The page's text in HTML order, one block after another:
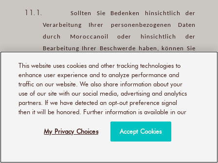
11.1.
Sollten Sie Bedenken hinsichtlich der
Verarbeitung Ihrer personenbezogenen Daten
durch Moroccanoil oder hinsichtlich der
Bearbeitung Ihrer Beschwerde haben, können Sie
wenden oder eine Beschwerde bei Ihrer örtlichen
EU-Aufsichtsbehörde einreichen. Eine Liste der
EU-Datenschutzbehörden finden Sie unter
HTTPS://EDPB.EUROPA.EU/ABOUT-EDPB/ABOUT-
This website uses cookies and other tracking technologies to
enhance user experience and to analyze performance and
traffic on our website. We also share information about your
use of our site with our social media, advertising and analytics
partners. If we have detected an opt-out preference signal
then it will be honored. Further information is available in our
My Privacy Choices Accept Cookies